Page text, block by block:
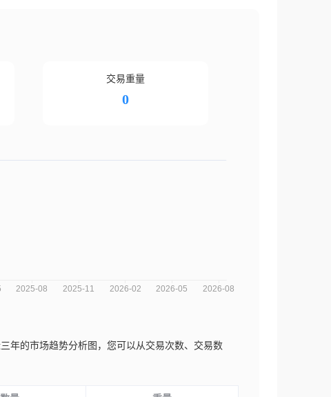
交易重量
0
三年的市场趋势分析图，您可以从交易次数、交易数